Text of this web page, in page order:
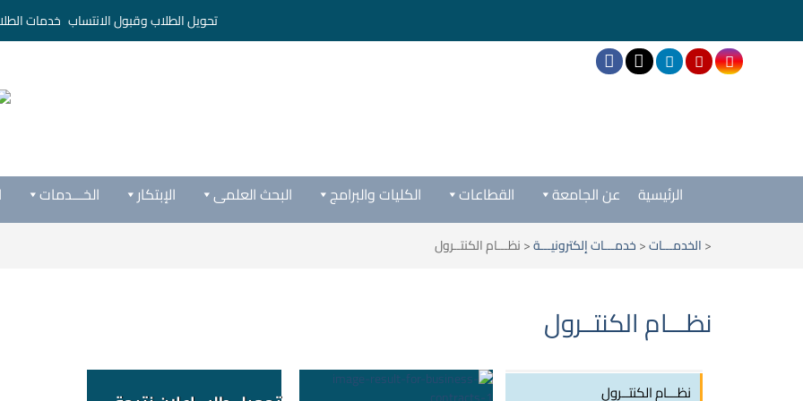
تحويل الطلاب وقبول الانتساب خدمات
الخـــدمات الإبتكار البحث العلمى الكليات والبرامج القطاعات عن الجامعة الرئيسية
<الخدمـــات<خدمـــات إلكترونيـــة<نظـــام الكنتــرول
نظـــام الكنتــرول
نظـــام الكنتــرول